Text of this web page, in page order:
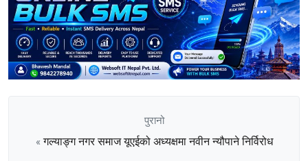
पुरानो
«गल्याङ्ग नगर समाज यूएईको अध्यक्षमा नवीन न्यौपाने निर्विरोध